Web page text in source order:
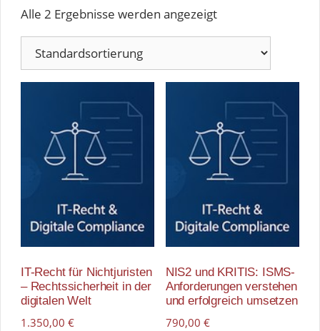
Alle 2 Ergebnisse werden angezeigt
IT-Recht für Nichtjuristen
– Rechtssicherheit in der
digitalen Welt
1.350,00 €
NIS2 und KRITIS: ISMS-
Anforderungen verstehen
und erfolgreich umsetzen
790,00 €